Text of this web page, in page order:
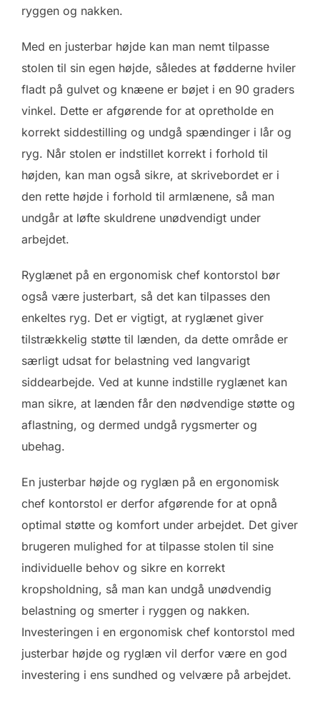
ryggen og nakken.
Med en justerbar højde kan man nemt tilpasse
stolen til sin egen højde, således at fødderne hviler
fladt på gulvet og knæene er bøjet i en 90 graders
vinkel. Dette er afgørende for at opretholde en
korrekt siddestilling og undgå spændinger i lår og
ryg. Når stolen er indstillet korrekt i forhold til
højden, kan man også sikre, at skrivebordet er i
den rette højde i forhold til armlænene, så man
undgår at løfte skuldrene unødvendigt under
arbejdet.
Ryglænet på en ergonomisk chef kontorstol bør
også være justerbart, så det kan tilpasses den
enkeltes ryg. Det er vigtigt, at ryglænet giver
tilstrækkelig støtte til lænden, da dette område er
særligt udsat for belastning ved langvarigt
siddearbejde. Ved at kunne indstille ryglænet kan
man sikre, at lænden får den nødvendige støtte og
aflastning, og dermed undgå rygsmerter og
ubehag.
En justerbar højde og ryglæn på en ergonomisk
chef kontorstol er derfor afgørende for at opnå
optimal støtte og komfort under arbejdet. Det giver
brugeren mulighed for at tilpasse stolen til sine
individuelle behov og sikre en korrekt
kropsholdning, så man kan undgå unødvendig
belastning og smerter i ryggen og nakken.
Investeringen i en ergonomisk chef kontorstol med
justerbar højde og ryglæn vil derfor være en god
investering i ens sundhed og velvære på arbejdet.